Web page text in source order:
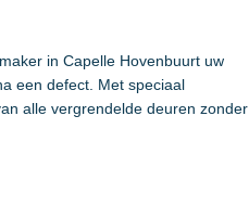
in Capelle Hovenbuurt uw
een defect. Met speciaal
alle vergrendelde deuren zonder